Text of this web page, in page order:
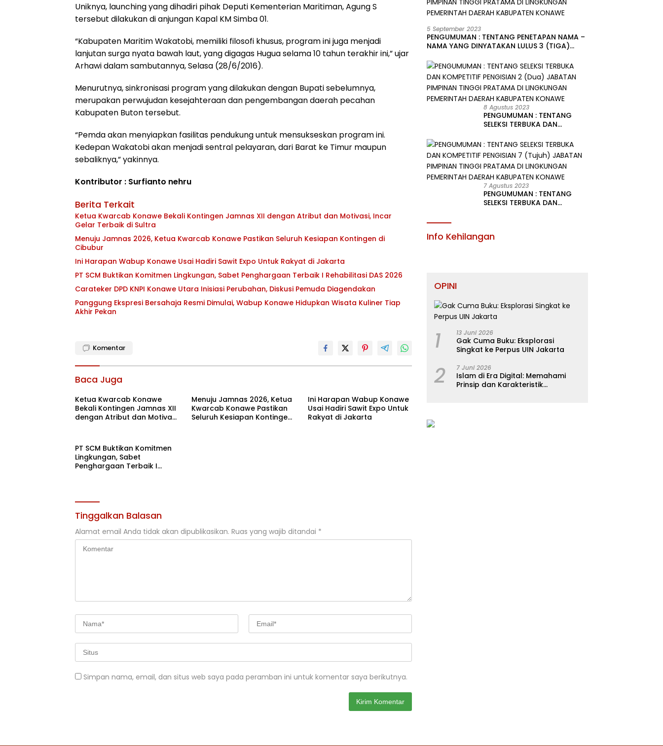
Uniknya, launching yang dihadiri pihak Deputi Kementerian Maritiman, Agung S
tersebut dilakukan di anjungan Kapal KM Simba 01.
“Kabupaten Maritim Wakatobi, memiliki filosofi khusus, program ini juga menjadi
lanjutan surga nyata bawah laut, yang digagas Hugua selama 10 tahun terakhir ini,” ujar
Arhawi dalam sambutannya, Selasa (28/6/2016).
Menurutnya, sinkronisasi program yang dilakukan dengan Bupati sebelumnya,
merupakan perwujudan kesejahteraan dan pengembangan daerah pecahan
Kabupaten Buton tersebut.
“Pemda akan menyiapkan fasilitas pendukung untuk mensukseskan program ini.
Kedepan Wakatobi akan menjadi sentral pelayaran, dari Barat ke Timur maupun
sebaliknya,” yakinnya.
Kontributor : Surfianto nehru
Berita Terkait
Ketua Kwarcab Konawe Bekali Kontingen Jamnas XII dengan Atribut dan Motivasi, Incar
Gelar Terbaik di Sultra
Menuju Jamnas 2026, Ketua Kwarcab Konawe Pastikan Seluruh Kesiapan Kontingen di
Cibubur
Ini Harapan Wabup Konawe Usai Hadiri Sawit Expo Untuk Rakyat di Jakarta
PT SCM Buktikan Komitmen Lingkungan, Sabet Penghargaan Terbaik I Rehabilitasi DAS 2026
Carateker DPD KNPI Konawe Utara Inisiasi Perubahan, Diskusi Pemuda Diagendakan
Panggung Ekspresi Bersahaja Resmi Dimulai, Wabup Konawe Hidupkan Wisata Kuliner Tiap
Akhir Pekan
Komentar
Baca Juga
Ketua Kwarcab Konawe
Bekali Kontingen Jamnas XII
dengan Atribut dan Motivasi,
Menuju Jamnas 2026, Ketua
Kwarcab Konawe Pastikan
Seluruh Kesiapan Kontingen
Ini Harapan Wabup Konawe
Usai Hadiri Sawit Expo Untuk
Rakyat di Jakarta
PT SCM Buktikan Komitmen
Lingkungan, Sabet
Penghargaan Terbaik I
Tinggalkan Balasan
Alamat email Anda tidak akan dipublikasikan. Ruas yang wajib ditandai *
Simpan nama, email, dan situs web saya pada peramban ini untuk komentar saya berikutnya.
5 September 2023
PENGUMUMAN : TENTANG PENETAPAN NAMA –
NAMA YANG DINYATAKAN LULUS 3 (TIGA)
JABATAN PIMPINAN TINGGI PRATAMA DI
LINGKUNGAN PEMERINTAH DAERAH
KABUPATEN KONAWE
8 Agustus 2023
PENGUMUMAN : TENTANG
SELEKSI TERBUKA DAN
(Dua) JABATAN PIMPINAN
TINGGI PRATAMA DI
LINGKUNGAN PEMERINTAH
DAERAH KABUPATEN KONAWE
7 Agustus 2023
PENGUMUMAN : TENTANG
SELEKSI TERBUKA DAN
LINGKUNGAN PEMERINTAH
Info Kehilangan
OPINI
1 13 Juni 2026
Gak Cuma Buku: Eksplorasi
Singkat ke Perpus UIN Jakarta
2 7 Juni 2026
Islam di Era Digital: Memahami
Prinsip dan Karakteristik